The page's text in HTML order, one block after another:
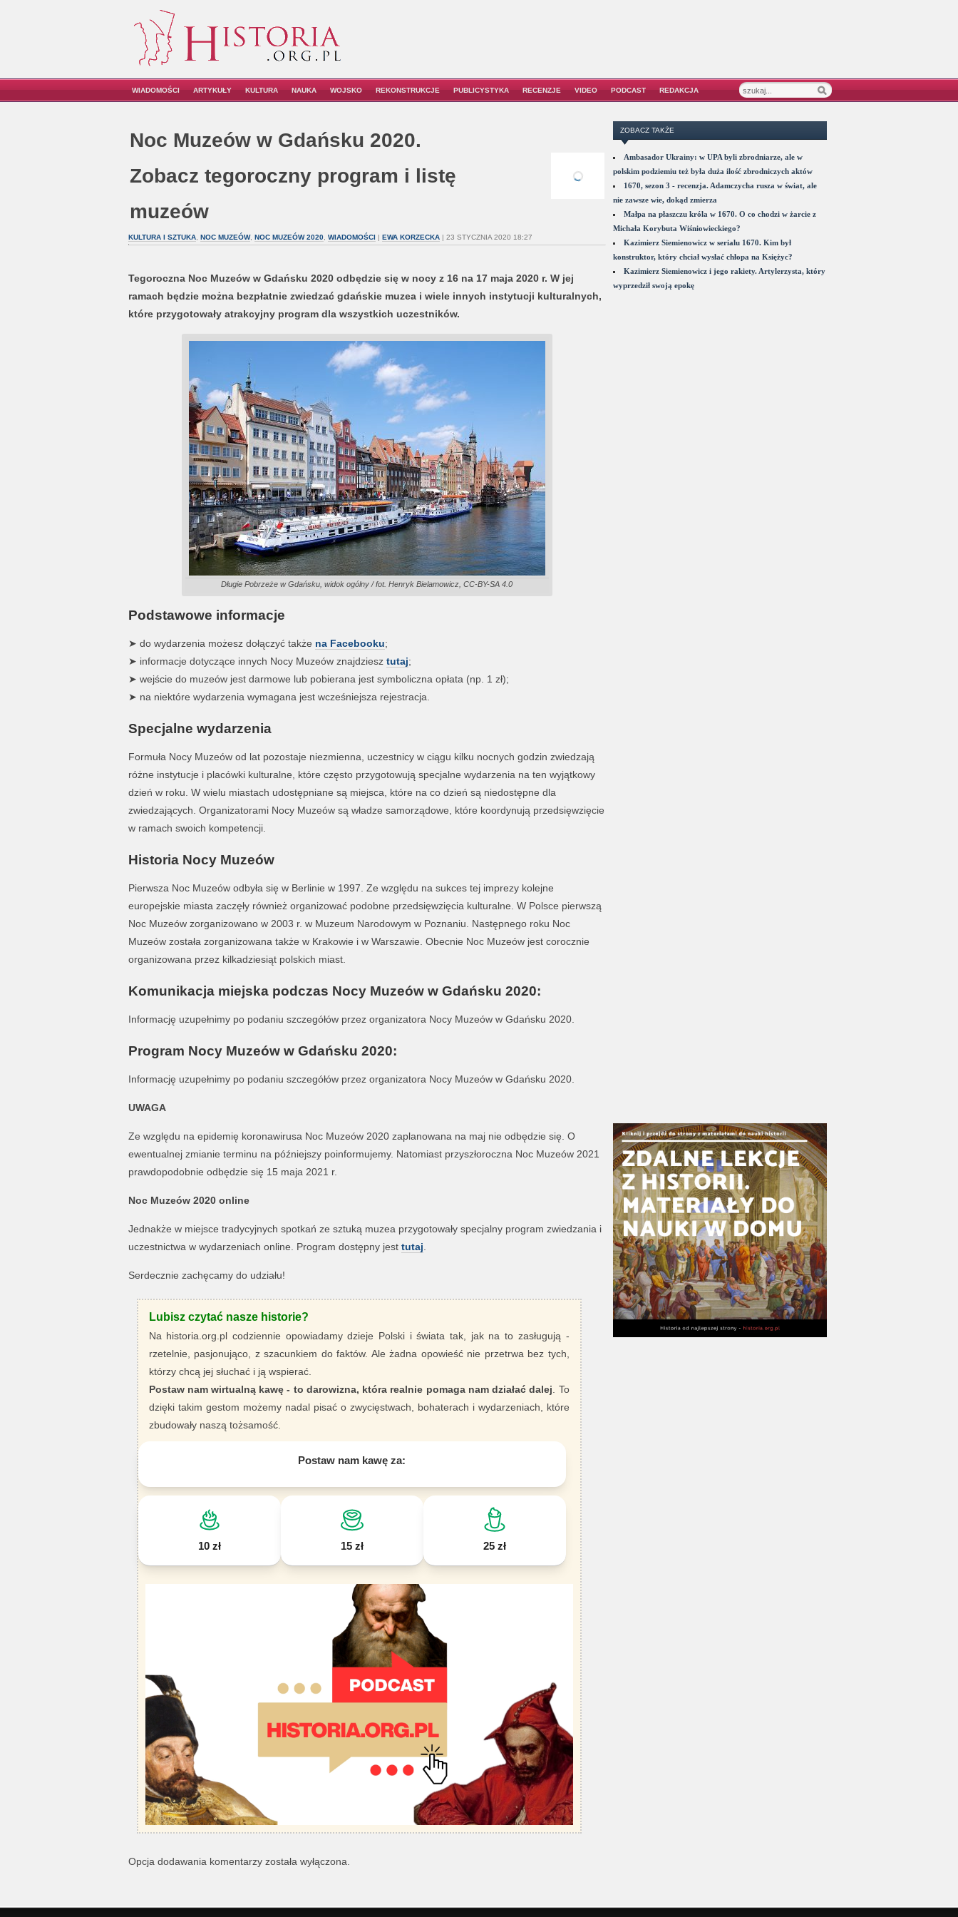
WIADOMOŚCI ARTYKUŁY KULTURA NAUKA WOJSKO REKONSTRUKCJE PUBLICYSTYKA RECENZJE VIDEO PODCAST REDAKCJA
Noc Muzeów w Gdańsku 2020.
Zobacz tegoroczny program i listę
muzeów
KULTURA I SZTUKA, NOC MUZEÓW, NOC MUZEÓW 2020, WIADOMOŚCI| EWA KORZECKA| 23 STYCZNIA 2020 18:27
Tegoroczna Noc Muzeów w Gdańsku 2020 odbędzie się w nocy z 16 na 17 maja 2020 r. W jej
ramach będzie można bezpłatnie zwiedzać gdańskie muzea i wiele innych instytucji kulturalnych,
które przygotowały atrakcyjny program dla wszystkich uczestników.
Długie Pobrzeże w Gdańsku, widok ogólny / fot. Henryk Bielamowicz, CC-BY-SA 4.0
Podstawowe informacje
➤ do wydarzenia możesz dołączyć także na Facebooku;
➤ informacje dotyczące innych Nocy Muzeów znajdziesz tutaj;
➤ wejście do muzeów jest darmowe lub pobierana jest symboliczna opłata (np. 1 zł);
➤ na niektóre wydarzenia wymagana jest wcześniejsza rejestracja.
Specjalne wydarzenia
Formuła Nocy Muzeów od lat pozostaje niezmienna, uczestnicy w ciągu kilku nocnych godzin zwiedzają
różne instytucje i placówki kulturalne, które często przygotowują specjalne wydarzenia na ten wyjątkowy
dzień w roku. W wielu miastach udostępniane są miejsca, które na co dzień są niedostępne dla
zwiedzających. Organizatorami Nocy Muzeów są władze samorządowe, które koordynują przedsięwzięcie
w ramach swoich kompetencji.
Historia Nocy Muzeów
Pierwsza Noc Muzeów odbyła się w Berlinie w 1997. Ze względu na sukces tej imprezy kolejne
europejskie miasta zaczęły również organizować podobne przedsięwzięcia kulturalne. W Polsce pierwszą
Noc Muzeów zorganizowano w 2003 r. w Muzeum Narodowym w Poznaniu. Następnego roku Noc
Muzeów została zorganizowana także w Krakowie i w Warszawie. Obecnie Noc Muzeów jest corocznie
organizowana przez kilkadziesiąt polskich miast.
Komunikacja miejska podczas Nocy Muzeów w Gdańsku 2020:
Informację uzupełnimy po podaniu szczegółów przez organizatora Nocy Muzeów w Gdańsku 2020.
Program Nocy Muzeów w Gdańsku 2020:
Informację uzupełnimy po podaniu szczegółów przez organizatora Nocy Muzeów w Gdańsku 2020.
UWAGA
Ze względu na epidemię koronawirusa Noc Muzeów 2020 zaplanowana na maj nie odbędzie się. O
ewentualnej zmianie terminu na późniejszy poinformujemy. Natomiast przyszłoroczna Noc Muzeów 2021
prawdopodobnie odbędzie się 15 maja 2021 r.
Noc Muzeów 2020 online
Jednakże w miejsce tradycyjnych spotkań ze sztuką muzea przygotowały specjalny program zwiedzania i
uczestnictwa w wydarzeniach online. Program dostępny jest tutaj
Serdecznie zachęcamy do udziału!
Lubisz czytać nasze historie?
Na historia.org.pl codziennie opowiadamy dzieje Polski i świata tak, jak na to zasługują -
rzetelnie, pasjonująco, z szacunkiem do faktów. Ale żadna opowieść nie przetrwa bez tych,
którzy chcą jej słuchać i ją wspierać.
Postaw nam wirtualną kawę - to darowizna, która realnie pomaga nam działać dalej . To
dzięki takim gestom możemy nadal pisać o zwycięstwach, bohaterach i wydarzeniach, które
zbudowały naszą tożsamość.
Postaw nam kawę za:
10 zł 15 zł 25 zł
Opcja dodawania komentarzy została wyłączona.
ZOBACZ TAKŻE
Ambasador Ukrainy: w UPA byli zbrodniarze, ale w
polskim podziemiu też była duża ilość zbrodniczych aktów
1670, sezon 3 - recenzja. Adamczycha rusza w świat, ale
nie zawsze wie, dokąd zmierza
Małpa na płaszczu króla w 1670. O co chodzi w żarcie z
Michała Korybuta Wiśniowieckiego?
Kazimierz Siemienowicz w serialu 1670. Kim był
konstruktor, który chciał wysłać chłopa na Księżyc?
Kazimierz Siemienowicz i jego rakiety. Artylerzysta, który
wyprzedził swoją epokę